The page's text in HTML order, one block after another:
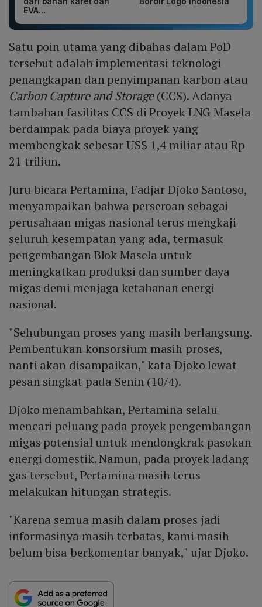
EVA...
Satu poin utama yang dibahas dalam PoD
tersebut adalah implementasi teknologi
penangkapan dan penyimpanan karbon atau
Carbon Capture and Storage(CCS). Adanya
tambahan fasilitas CCS di Proyek LNG Masela
berdampak pada biaya proyek yang
membengkak sebesar US$ 1,4 miliar atau Rp
21 triliun.
Juru bicara Pertamina, Fadjar Djoko Santoso,
menyampaikan bahwa perseroan sebagai
perusahaan migas nasional terus mengkaji
seluruh kesempatan yang ada, termasuk
pengembangan Blok Masela untuk
meningkatkan produksi dan sumber daya
migas demi menjaga ketahanan energi
nasional.
"Sehubungan proses yang masih berlangsung.
Pembentukan konsorsium masih proses,
nanti akan disampaikan," kata Djoko lewat
pesan singkat pada Senin (10/4).
Djoko menambahkan, Pertamina selalu
mencari peluang pada proyek pengembangan
migas potensial untuk mendongkrak pasokan
energi domestik. Namun, pada proyek ladang
gas tersebut, Pertamina masih terus
melakukan hitungan strategis.
"Karena semua masih dalam proses jadi
informasinya masih terbatas, kami masih
belum bisa berkomentar banyak," ujar Djoko.